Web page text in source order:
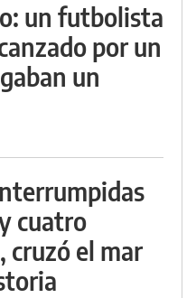
un futbolista
por un
un
cuatro
el mar